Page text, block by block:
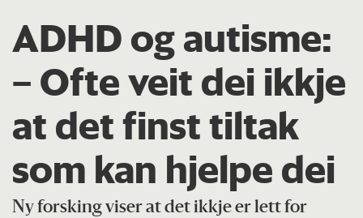
ADHD og autisme:
– Ofte veit dei ikkje
at det finst tiltak
som kan hjelpe dei
Ny forsking viser at det ikkje er lett for